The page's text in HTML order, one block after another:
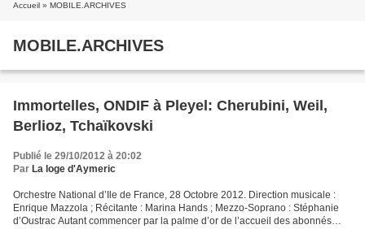
Accueil » MOBILE.ARCHIVES
MOBILE.ARCHIVES
Immortelles, ONDIF à Pleyel: Cherubini, Weil,
Berlioz, Tchaïkovski
Publié le 29/10/2012 à 20:02
Par La loge d'Aymeric
Orchestre National d’Ile de France, 28 Octobre 2012. Direction musicale :
Enrique Mazzola ; Récitante : Marina Hands ; Mezzo-Soprano : Stéphanie
d’Oustrac Autant commencer par la palme d’or de l’accueil des abonnés